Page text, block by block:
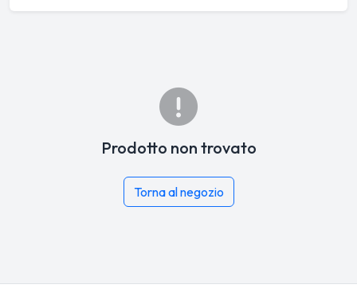
Prodotto non trovato
Torna al negozio